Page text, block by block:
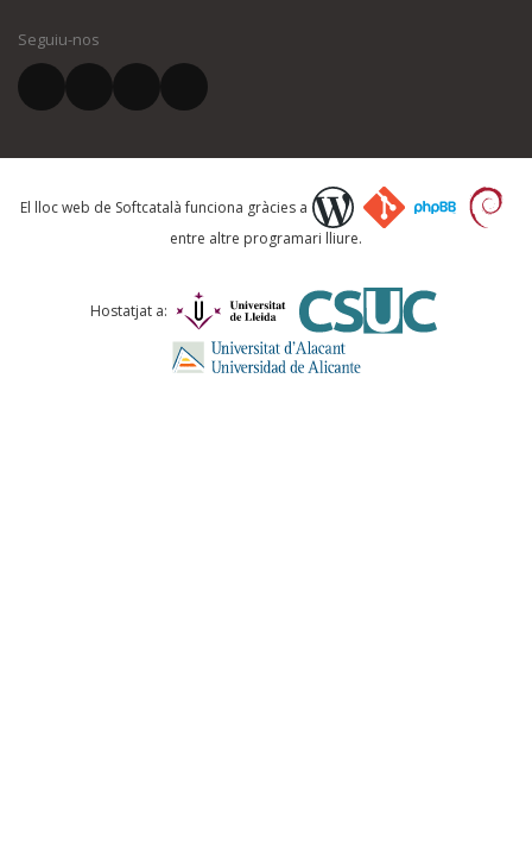
El vostre correu electrònic *
Què proposeu?
Comentari *
Seguiu-nos
El lloc web de Softcatalà funciona gràcies a
entre altre programari lliure.
Hostatjat a: